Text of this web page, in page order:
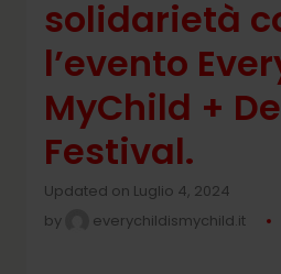
solidarietà
l’evento
MyChild +
Festival.
Updated on Luglio 4, 2024
by
everychildismychild.it